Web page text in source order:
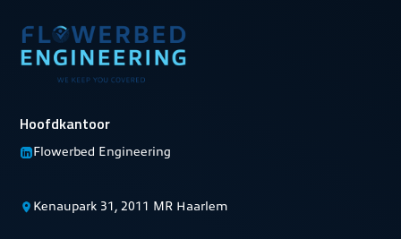
Hoofdkantoor
Flowerbed Engineering
Kenaupark 31, 2011 MR Haarlem